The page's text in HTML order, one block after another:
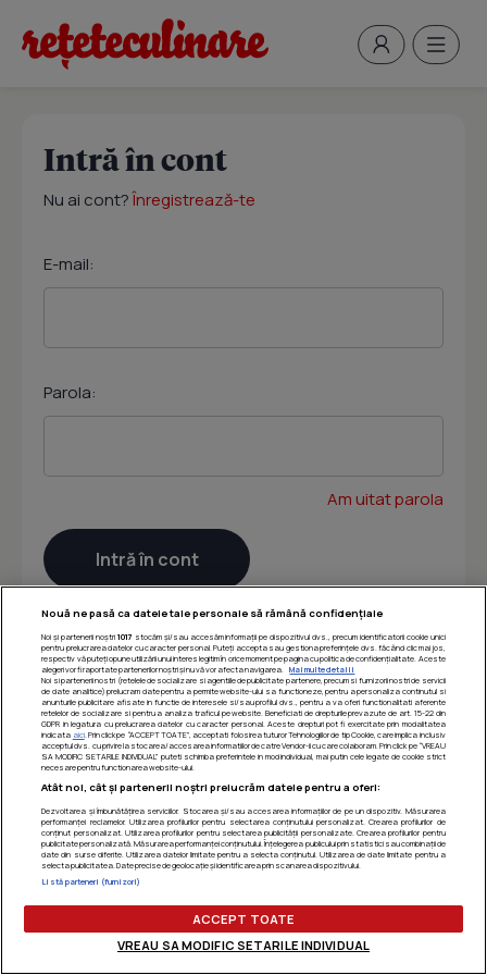
Intră în cont
Nu ai cont?Înregistrează-te
E-mail:
Parola:
Am uitat parola
Nouă ne pasă ca datele tale personale să rămână confidențiale
Noi și partenerii noștri 1017 stocăm și/sau accesăm informații pe dispozitivul dvs., precum identificatorii cookie unici
pentru prelucrarea datelor cu caracter personal. Puteți accepta sau gestiona preferințele dvs. făcând clic mai jos,
respectiv vă puteți opune utilizării unui interes legitim în orice moment pe pagina cu politica de confidențialitate. Aceste
alegeri vor fi raportate partenerilor noștri și nu vă vor afecta navigarea.
Mai multe detalii
Noi si partenerii nostri (retelele de socializare si agentiile de publicitate partenere, precum si furnizorii nostri de servicii
de date analitice) prelucram date pentru a permite website-ului sa functioneze, pentru a personaliza continutul si
anunturile publicitare afisate in functie de interesele si/sau profilul dvs., pentru a va oferi functionalitati aferente
retelelor de socializare si pentru a analiza traficul pe website. Beneficiati de drepturile prevazute de art. 15-22 din
GDPR in legatura cu prelucrarea datelor cu caracter personal. Aceste drepturi pot fi exercitate prin modalitatea
indicata aici. Prin click pe “ACCEPT TOATE”, acceptati folosirea tuturor Tehnologiilor de tip Cookie, care implica inclusiv
acceptul dvs. cu privire la stocarea/accesarea informatiilor de catre Vendor-ii cu care colaboram. Prin click pe “VREAU
SA MODIFIC SETARILE INDIVIDUAL” puteti schimba preferintele in mod individual, mai putin cele legate de cookie strict
necesare pentru functionarea website-ului.
Atât noi, cât și partenerii noștri prelucrăm datele pentru a oferi:
Dezvoltarea și îmbunătățirea serviciilor. Stocarea și/sau accesarea informațiilor de pe un dispozitiv. Măsurarea
performanței reclamelor. Utilizarea profilurilor pentru selectarea conținutului personalizat. Crearea profilurilor de
conținut personalizat. Utilizarea profilurilor pentru selectarea publicității personalizate. Crearea profilurilor pentru
publicitate personalizată. Măsurarea performanței conținutului. Înțelegerea publicului prin statistici sau combinații de
date din surse diferite. Utilizarea datelor limitate pentru a selecta conținutul. Utilizarea de date limitate pentru a
selecta publicitatea. Date precise de geolocație și identificarea prin scanarea dispozitivului.
Listă parteneri (furnizori)
ACCEPT TOATE
VREAU SA MODIFIC SETARILE INDIVIDUAL